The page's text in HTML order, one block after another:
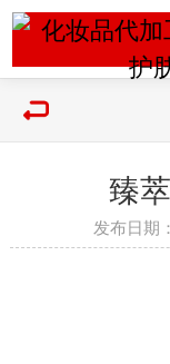
臻
发布日期